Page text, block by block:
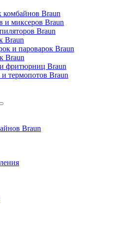
комбайнов Braun
и миксеров Braun
Braun
Braun
и пароварок Braun
Braun
и фритюрниц Braun
термопотов Braun
Braun